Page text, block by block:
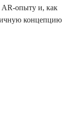
AR-опыту и, как
концепцию